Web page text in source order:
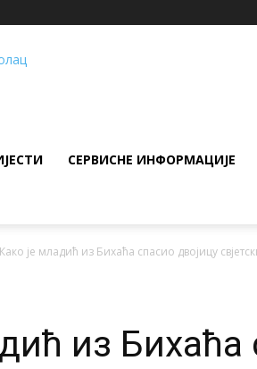
СЕРВИСНЕ ИНФОРМАЦИЈЕ
Како је младић из Бихаћа спасио двојицу
из Бихаћа